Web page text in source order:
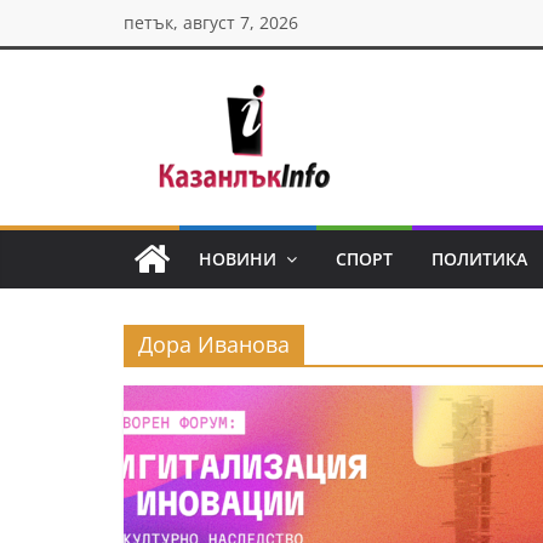
to
петък, август 7, 2026
Казанлък
инфо
в
и
н
и
о
НОВИНИ СПОРТ ПОЛИТИКА
Дора Иванова